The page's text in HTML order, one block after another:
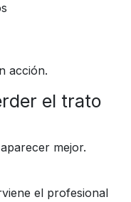
acción.
el trato
mejor.
el profesional